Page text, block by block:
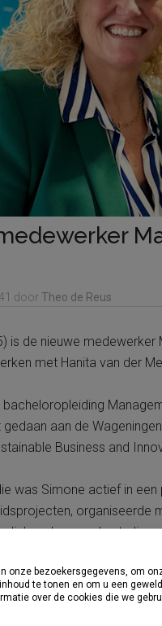
door Theo de Reus
is de nieuwe
met Hanita van der
gedaan aan de
Business and
was Simone actief in
organiseerde
van de
ga ik de marketing en
we allebei heel veel
met de leden is
onze bezoekersgegevens, om
te tonen en om u een
over de cookies die we